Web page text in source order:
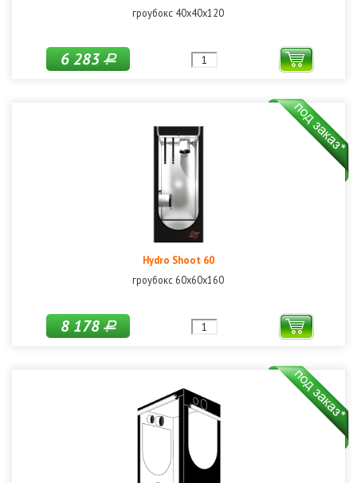
гроубокс 40х40х120
6 283Р
Hydro Shoot 60
гроубокс 60х60х160
8 178Р